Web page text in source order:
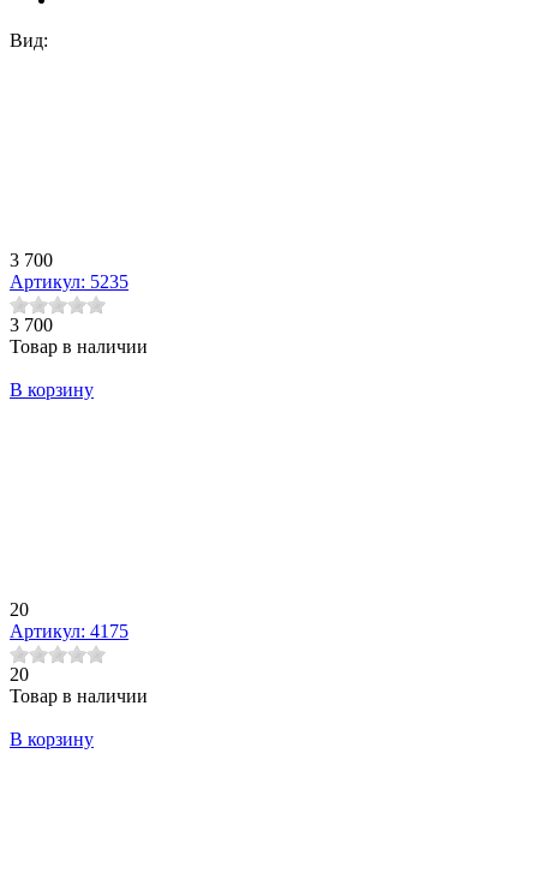
Вид:
3 700
Артикул: 5235
3 700
Товар в наличии
В корзину
20
Артикул: 4175
20
Товар в наличии
В корзину